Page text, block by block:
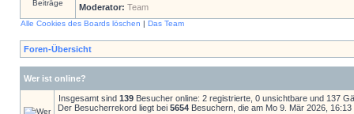
Moderator: Team
Alle Cookies des Boards löschen | Das Team
Foren-Übersicht
Wer ist online?
Insgesamt sind 139 Besucher online: 2 registrierte, 0 unsichtbare und 137
Der Besucherrekord liegt bei 5654 Besuchern, die am Mo 9. Mär 2026,